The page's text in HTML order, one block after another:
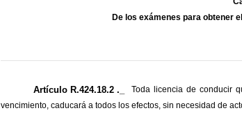
De los exámenes para obtener
Artículo R.424.18.2 ._
Toda licencia de conducir
vencimiento, caducará a todos los efectos, sin necesidad de